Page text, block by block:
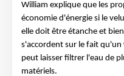
William explique que les
économie d'énergie si le
elle doit être étanche et
s'accordent sur le fait
peut laisser filtrer l'eau de
matériels.